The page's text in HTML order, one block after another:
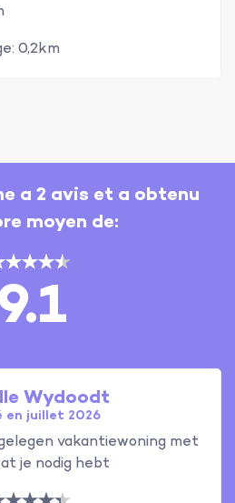
0,2km
a 2 avis et a obtenu
moyen de:
Wydoodt
en juillet 2026
vakantiewoning met
je nodig hebt